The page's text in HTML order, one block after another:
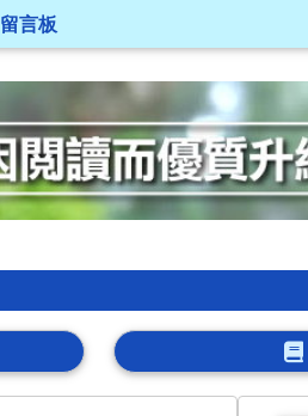
留言板